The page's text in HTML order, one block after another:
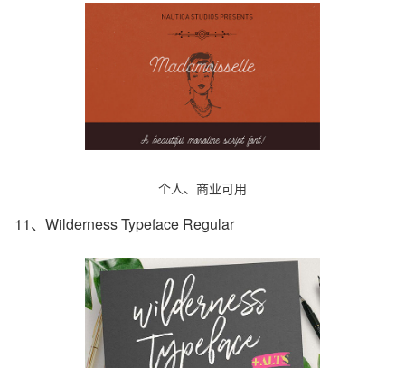
个人、商业可用
11、 Wilderness Typeface Regular